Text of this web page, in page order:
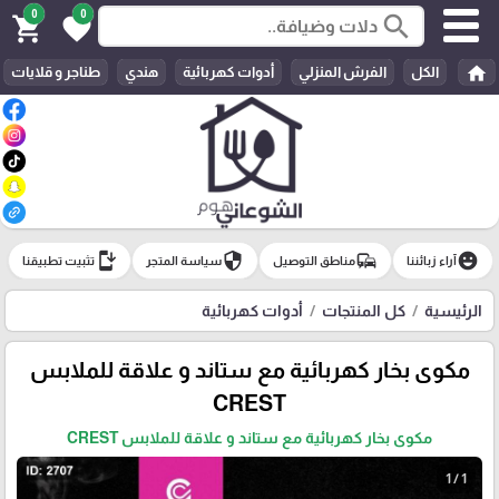
search
0
favorite
0
shopping_cart
home الكل الفرش المنزلي أدوات كهربائية هندي طناجر و قلايات
emoji_emotionsآراء زبائننا commuteمناطق التوصيل securityسياسة المتجر install_mobile تثبيت تطبيقنا
الرئيسية كل المنتجات أدوات كهربائية
مكوى بخار كهربائية مع ستاند و علاقة للملابس
CREST
مكوى بخار كهربائية مع ستاند و علاقة للملابس CREST
1 / 1